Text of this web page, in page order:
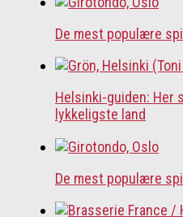
De mest populære
Helsinki-guiden: Her
lykkeligste land
De mest populære